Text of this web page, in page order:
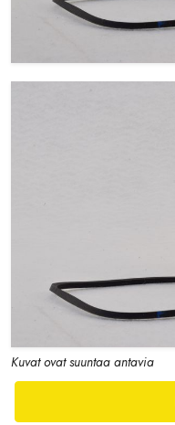
Kuvat ovat suuntaa antavia